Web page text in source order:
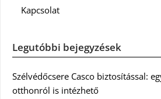
Kapcsolat
Legutóbbi bejegyzések
Szélvédőcsere Casco biztosítással:
otthonról is intézhető